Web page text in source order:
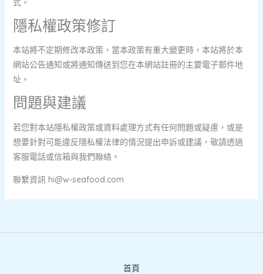
隱私權政策修訂
本站將不定期修改本政策，當本政策有重大變更時，本站將於本
網站公告通知或將通知傳送到您在本網站註冊的主要電子郵件地
址。
問題與建議
若您對本站隱私權政策或資料處理方式有任何問題或疑慮，或是
想要針對可能違反隱私權法律的情況提出申訴或建議，敬請透過
客服電話或信箱與我們聯絡。
聯繫資訊 hi@w-seafood.com
首頁